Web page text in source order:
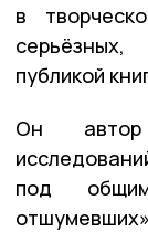
в
публикой
Он автор
под